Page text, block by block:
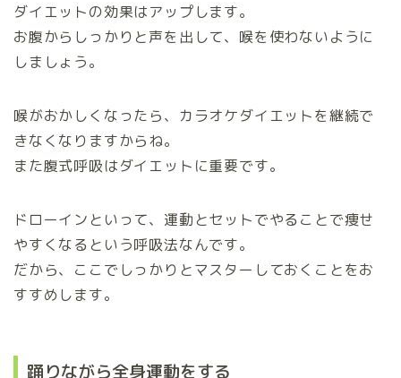
ダイエットの効果はアップします。
お腹からしっかりと声を出して、喉を使わないように
しましょう。
喉がおかしくなったら、カラオケダイエットを継続で
きなくなりますからね。
また腹式呼吸はダイエットに重要です。
ドローインといって、運動とセットでやることで痩せ
やすくなるという呼吸法なんです。
だから、ここでしっかりとマスターしておくことをお
すすめします。
踊りながら全身運動をする